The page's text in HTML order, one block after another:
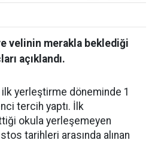
velinin merakla beklediği
açıklandı.
ilk yerleştirme döneminde 1
tercih yaptı. İlk
okula yerleşemeyen
tarihleri arasında alınan